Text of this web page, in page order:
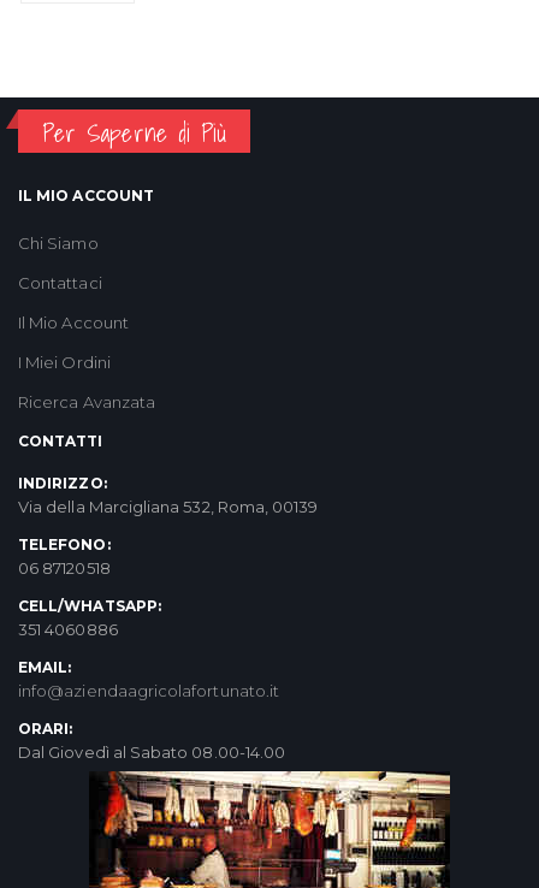
Per Saperne di Più
IL MIO ACCOUNT
Chi Siamo
Contattaci
Il Mio Account
I Miei Ordini
Ricerca Avanzata
CONTATTI
INDIRIZZO:
Via della Marcigliana 532, Roma, 00139
TELEFONO:
06 87120518
CELL/WHATSAPP:
351 4060886
EMAIL:
info@aziendaagricolafortunato.it
ORARI:
Dal Giovedì al Sabato 08.00-14.00